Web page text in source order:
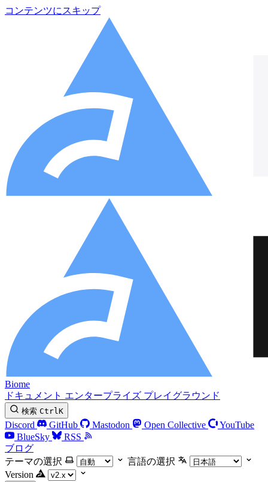
コンテンツにスキップ
Biome
ドキュメント エンタープライズ プレイグラウンド
検索 CtrlK
Discord GitHub Mastodon Open Collective
YouTube
BlueSky
RSS
ブログ
テーマの選択
言語の選択
Version